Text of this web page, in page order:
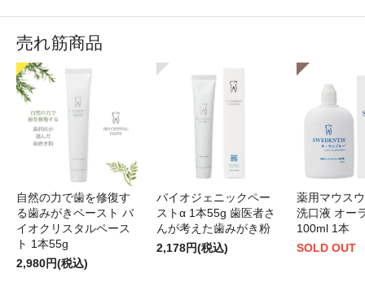
売れ筋商品
自然の力で歯を修復す
る歯みがきペースト バ
イオクリスタルペース
ト 1本55g
2,980円(税込)
バイオジェニックペー
ストα 1本55g 歯医者さ
んが考えた歯みがき粉
2,178円(税込)
薬用マウス
洗口液 オー
100ml 1本
SOLD OUT